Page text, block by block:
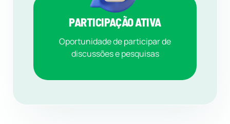
PARTICIPAÇÃO ATIVA
Oportunidade de participar de
discussões e pesquisas